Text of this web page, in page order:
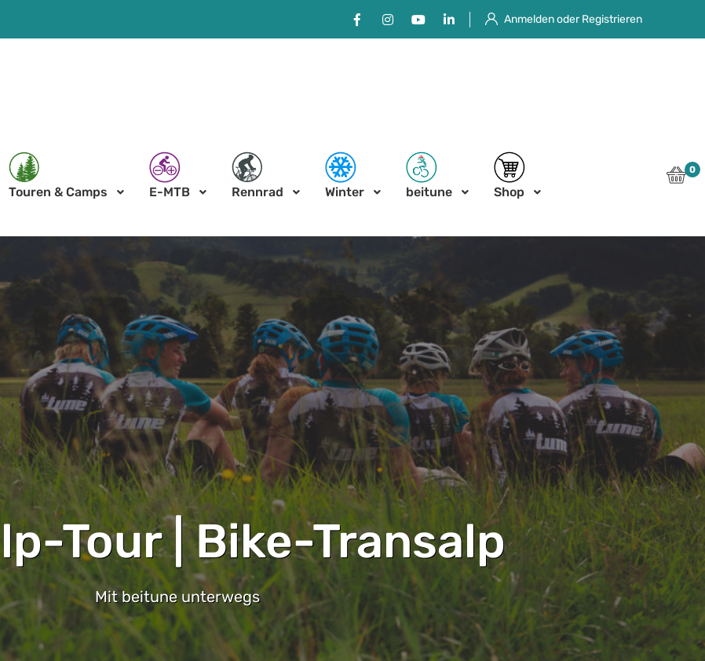
Linkedin
Anmelden oder Registrieren
Touren & Camps E-MTB Rennrad Winter beitune Shop
0
Tour | Bike-Transalp
Mit beitune unterwegs